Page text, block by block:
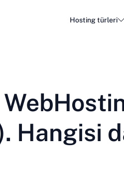
Hosting türleri
ET - Eesti
NL -
Hangisi